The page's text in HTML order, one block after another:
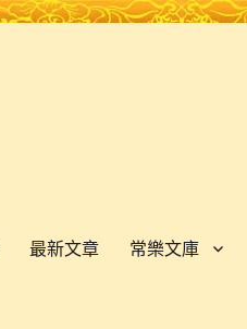
最新文章 常樂文庫